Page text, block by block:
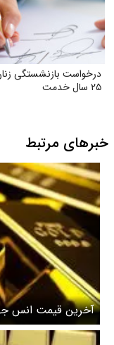
درخواست بازنشستگی
۲۵ سال خدمت
خبرهای مرتبط
آخرین قیمت انس